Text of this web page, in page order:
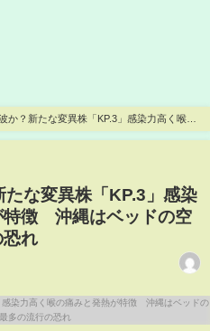
か？新たな変異株「KP.3」感染力高く喉の
過去最多の流行の恐れ
な変異株「KP.3」感染
特徴 沖縄はベッドの空
れ